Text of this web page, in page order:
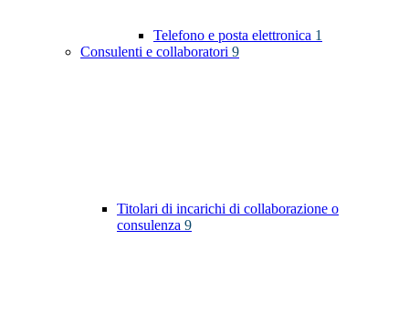
Telefono e posta elettronica 1
Consulenti e collaboratori 9
Titolari di incarichi di collaborazione o
consulenza 9